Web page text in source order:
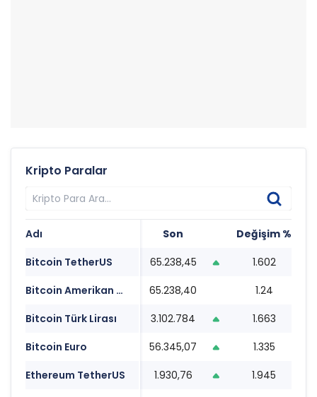
Kripto Paralar
Adı Son Değişim %
Bitcoin TetherUS
65.238,45 1.602
Bitcoin Amerikan Doları
65.238,40 1.24
Bitcoin Türk Lirası
3.102.784 1.663
Bitcoin Euro
56.345,07 1.335
Ethereum TetherUS
1.930,76 1.945